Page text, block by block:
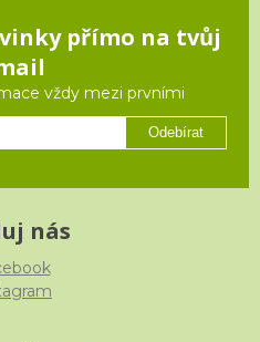
přímo na tvůj
vždy mezi prvními
Odebírat
nás